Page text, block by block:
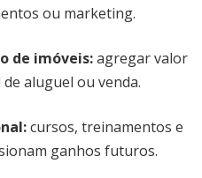
ou marketing.
de imóveis:agregar valor
aluguel ou venda.
cursos, treinamentos e
ganhos futuros.